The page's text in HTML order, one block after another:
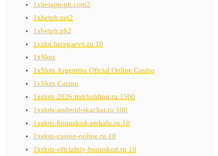
1xbetapp-ph.com2
1xbetph.net2
1xbetph.ph2
1xslot.beregaevo.ru 10
1xSlots
1xSlots Argentina Oficial Online Casino
1xSlots Casino
1xslots-2026.trakholding.ru 1500
1xslots-android-skachat.ru 100
1xslots-bonuskod-zerkalo.ru 10
1xslots-casino-online.ru 10
1xslots-oficialniy-bonuskod.ru 10